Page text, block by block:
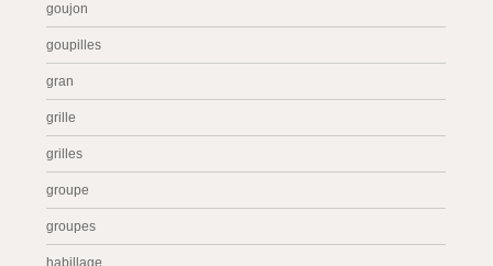
goujon
goupilles
gran
grille
grilles
groupe
groupes
habillage